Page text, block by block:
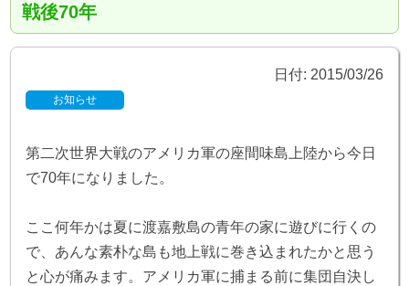
戦後70年
日付: 2015/03/26
お知らせ
第二次世界大戦のアメリカ軍の座間味島上陸から今日
で70年になりました。
ここ何年かは夏に渡嘉敷島の青年の家に遊びに行くの
で、あんな素朴な島も地上戦に巻き込まれたかと思う
と心が痛みます。アメリカ軍に捕まる前に集団自決し